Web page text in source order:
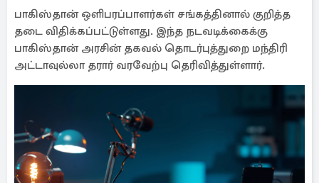
பாகிஸ்தான் ஒளிபரப்பாளர்கள் சங்கத்தினால் குறித்த
தடை விதிக்கப்பட்டுள்ளது. இந்த நடவடிக்கைக்கு
பாகிஸ்தான் அரசின் தகவல் தொடர்புத்துறை மந்திரி
அட்டாவுல்லா தரார் வரவேற்பு தெரிவித்துள்ளார்.